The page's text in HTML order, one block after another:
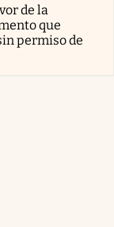
de la
que
permiso de